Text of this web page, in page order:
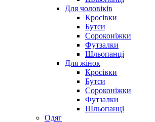
Для чоловіків
Кросівки
Бутси
Сороконіжки
Футзалки
Шльопанці
Для жінок
Кросівки
Бутси
Сороконіжки
Футзалки
Шльопанці
Одяг